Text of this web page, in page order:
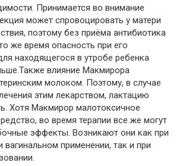
Принимается во внимание
может спровоцировать у матери
поэтому без приёма антибиотика
же время опасность при его
находящегося в утробе ребенка
влияние Макмирора
молоком. Поэтому, в случае
этим лекарством, лактацию
Хотя Макмирор малотоксичное
во время терапии все же могут
эффекты. Возникают они как при
вагинальном применении, так и при